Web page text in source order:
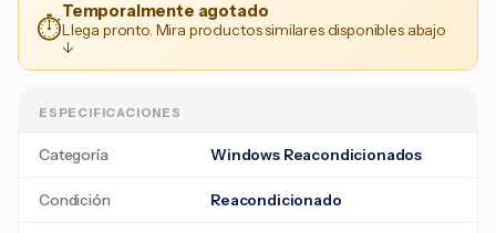
⏱
Temporalmente agotado
Llega pronto. Mira productos similares disponibles abajo
↓
ESPECIFICACIONES
Categoría Windows Reacondicionados
Condición Reacondicionado